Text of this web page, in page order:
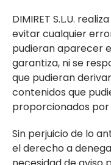
DIMIRET S.L.U.
evitar cualquier
pudieran aparecer
garantiza, ni se
que pudieran
contenidos que
proporcionados por
Sin perjuicio de lo
el derecho a